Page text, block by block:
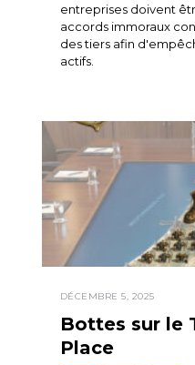
entreprises doivent
accords immoraux
des tiers afin
actifs.
DÉCEMBRE 5, 2025
Bottes sur le
Place